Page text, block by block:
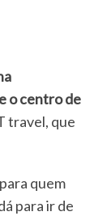
o centro de
travel, que
quem
para ir de